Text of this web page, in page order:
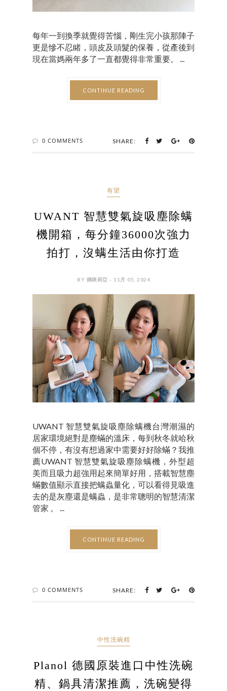
每年一到換季就覺得苦惱，剛生完小孩那陣子
更是慘不忍睹，頭皮及頭髮的保養，從產後到
現在當媽兩年多了一直都覺得非常重要。 ...
CONTINUE READING
0 COMMENTS SHARE:
有望
UWANT 智慧雙氣旋吸塵除螨
機開箱，每分鐘36000次強力
拍打，沒螨生活由你打造
BY 媽咪莉亞 - 11月 05, 2024
UWANT 智慧雙氣旋吸塵除螨機台灣潮濕的
居家環境絕對是塵蟎的溫床，每到秋冬就哈秋
個不停，有沒有想過家中需要好好除蟎？我推
薦UWANT 智慧雙氣旋吸塵除螨機，外型超
美而且吸力超強用起來簡單好用，搭載智慧塵
蟎數值顯示直接把螨蟲量化，可以看得見吸進
去的是灰塵還是螨蟲，是非常聰明的智慧清潔
管家 。 ...
CONTINUE READING
0 COMMENTS SHARE:
中性洗碗精
Planol 德國原裝進口中性洗碗
精、鍋具清潔推薦，洗碗變得